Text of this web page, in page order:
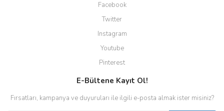
Facebook
Twitter
Instagram
Youtube
Pinterest
E-Bültene Kayıt Ol!
Fırsatları, kampanya ve duyuruları ile ilgili e-posta almak ister misiniz?